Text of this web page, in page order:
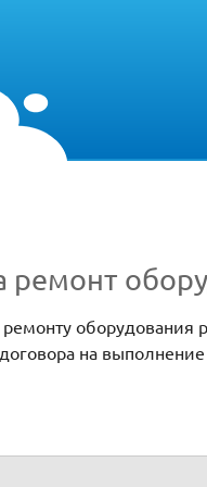
ремонт
оборудования
на